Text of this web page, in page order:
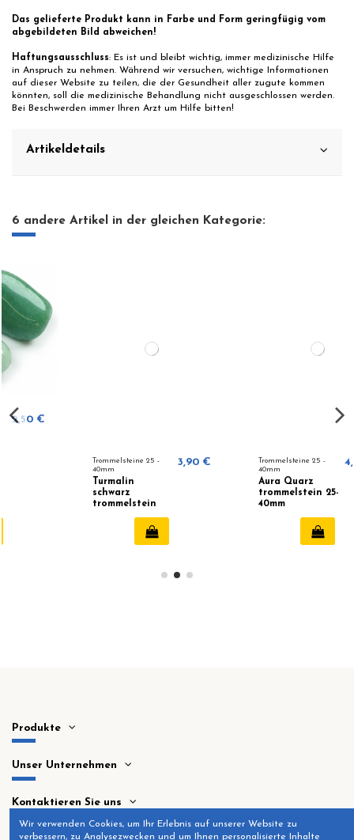
Das gelieferte Produkt kann in Farbe und Form geringfügig vom
abgebildeten Bild abweichen!
Haftungsausschluss: Es ist und bleibt wichtig, immer medizinische Hilfe
in Anspruch zu nehmen. Während wir versuchen, wichtige Informationen
auf dieser Website zu teilen, die der Gesundheit aller zugute kommen
könnten, soll die medizinische Behandlung nicht ausgeschlossen werden.
Bei Beschwerden immer Ihren Arzt um Hilfe bitten!
Artikeldetails
6 andere Artikel in der gleichen Kategorie:
Trommelsteine 25 -
trommelstein
3,90 €
Trommelsteine 25 -
trommelstein 25-
4,95 €
Produkte
Unser Unternehmen
Kontaktieren Sie uns
Wir verwenden Cookies, um Ihr Erlebnis auf unserer Website zu
verbessern, zu Analysezwecken und um Ihnen personalisierte Inhalte